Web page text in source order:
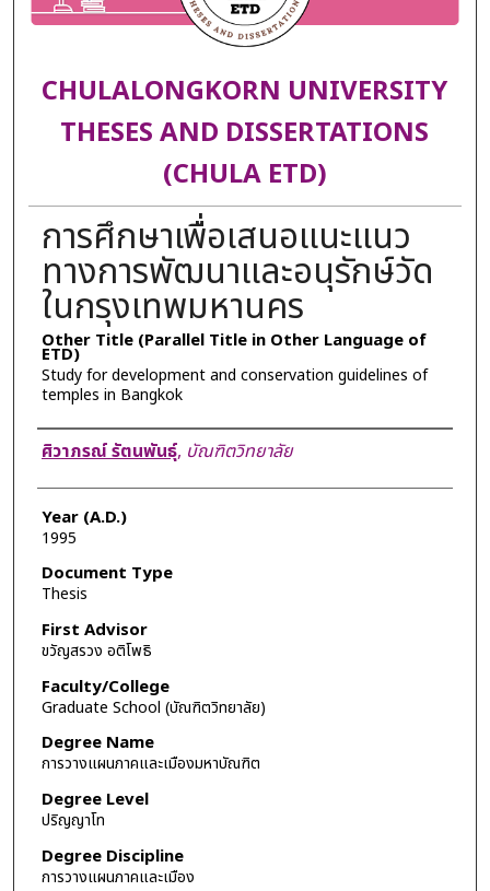
CHULALONGKORN UNIVERSITY
THESES AND DISSERTATIONS
(CHULA ETD)
การศึกษาเพื่อเสนอแนะแนว
ทางการพัฒนาและอนุรักษ์วัด
ในกรุงเทพมหานคร
Other Title (Parallel Title in Other Language of
ETD)
Study for development and conservation guidelines of
temples in Bangkok
Author
ศิวาภรณ์ รัตนพันธุ์, บัณฑิตวิทยาลัย
Year (A.D.)
1995
Document Type
Thesis
First Advisor
ขวัญสรวง อติโพธิ
Faculty/College
Graduate School (บัณฑิตวิทยาลัย)
Degree Name
การวางแผนภาคและเมืองมหาบัณฑิต
Degree Level
ปริญญาโท
Degree Discipline
การวางแผนภาคและเมือง